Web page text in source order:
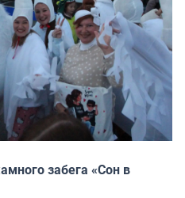
забега «Сон в